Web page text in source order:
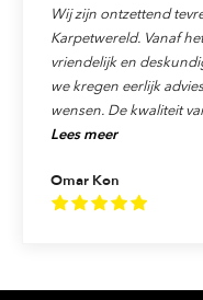
Omar Kon
Wij zijn ontzettend
Karpetwereld. Vanaf
vriendelijk en
we kregen eerlijk
wensen. De kwaliteit
levering verliep precies
echt als klant
ook van harte aan aan
Lees meer